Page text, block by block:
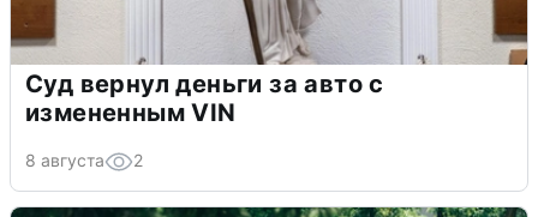
Суд вернул деньги за авто с
измененным VIN
8 августа 2